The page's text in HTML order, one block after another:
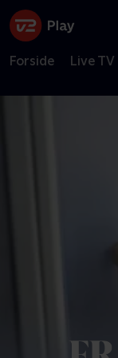
Forside Live TV